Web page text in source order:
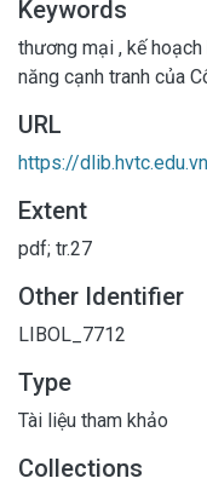
Keywords
thương mại , kế hoạch
năng cạnh tranh của
URL
https://
Extent
pdf; tr.27
Other Identifier
LIBOL_7712
Type
Tài liệu tham khảo
Collections